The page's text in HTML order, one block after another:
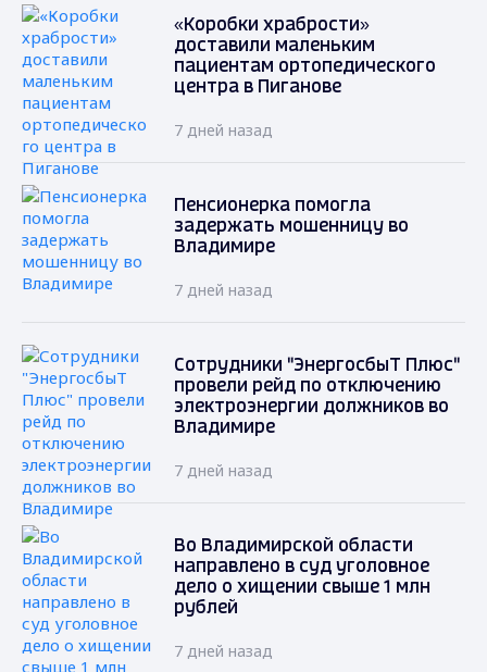
«Коробки храбрости»
доставили маленьким
пациентам ортопедического
центра в Пиганове
7 дней назад
Пенсионерка помогла
задержать мошенницу во
Владимире
7 дней назад
Сотрудники "ЭнергосбыТ Плюс"
провели рейд по отключению
электроэнергии должников во
Владимире
7 дней назад
Во Владимирской области
направлено в суд уголовное
дело о хищении свыше 1 млн
рублей
7 дней назад